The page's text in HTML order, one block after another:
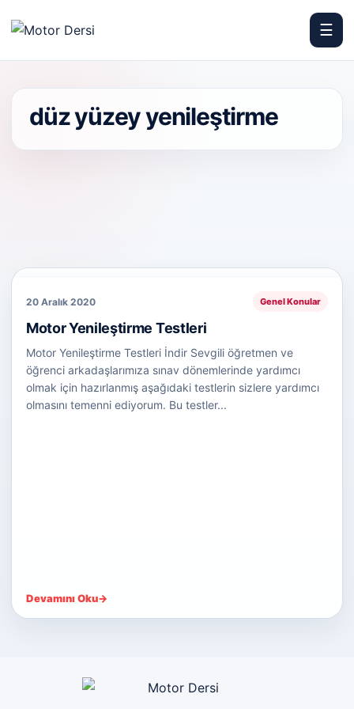
Motor Dersi
☰
düz yüzey yenileştirme
20 Aralık 2020 Genel Konular
Motor Yenileştirme Testleri
Motor Yenileştirme Testleri İndir Sevgili öğretmen ve
öğrenci arkadaşlarımıza sınav dönemlerinde yardımcı
olmak için hazırlanmış aşağıdaki testlerin sizlere yardımcı
olmasını temenni ediyorum. Bu testler...
Devamını Oku→
Motor Dersi